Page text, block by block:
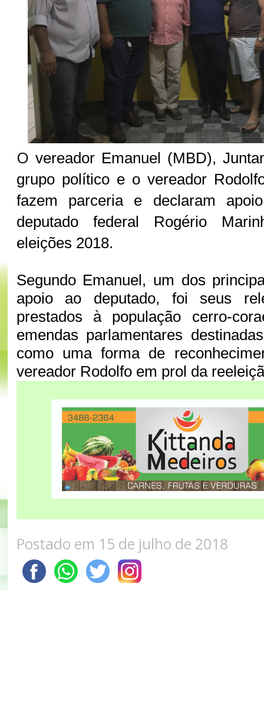
O vereador Emanuel (MBD),
grupo político e o vereador
fazem parceria e declaram
deputado federal Rogério
eleições 2018.
Segundo Emanuel, um dos
apoio ao deputado, foi seus
prestados à população cerro-
emendas parlamentares
como uma forma de
vereador Rodolfo em prol da
Postado em 15 de julho de 2018